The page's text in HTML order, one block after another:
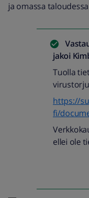
ja omassa
jakoi
Tuolla
https://
fi/
ellei ole